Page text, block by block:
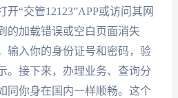
“交管12123”APP或访问其网
的加载错误或空白页面消失
输入你的身份证号和密码，验
。接下来，办理业务、查询分
同你身在国内一样顺畅。这个